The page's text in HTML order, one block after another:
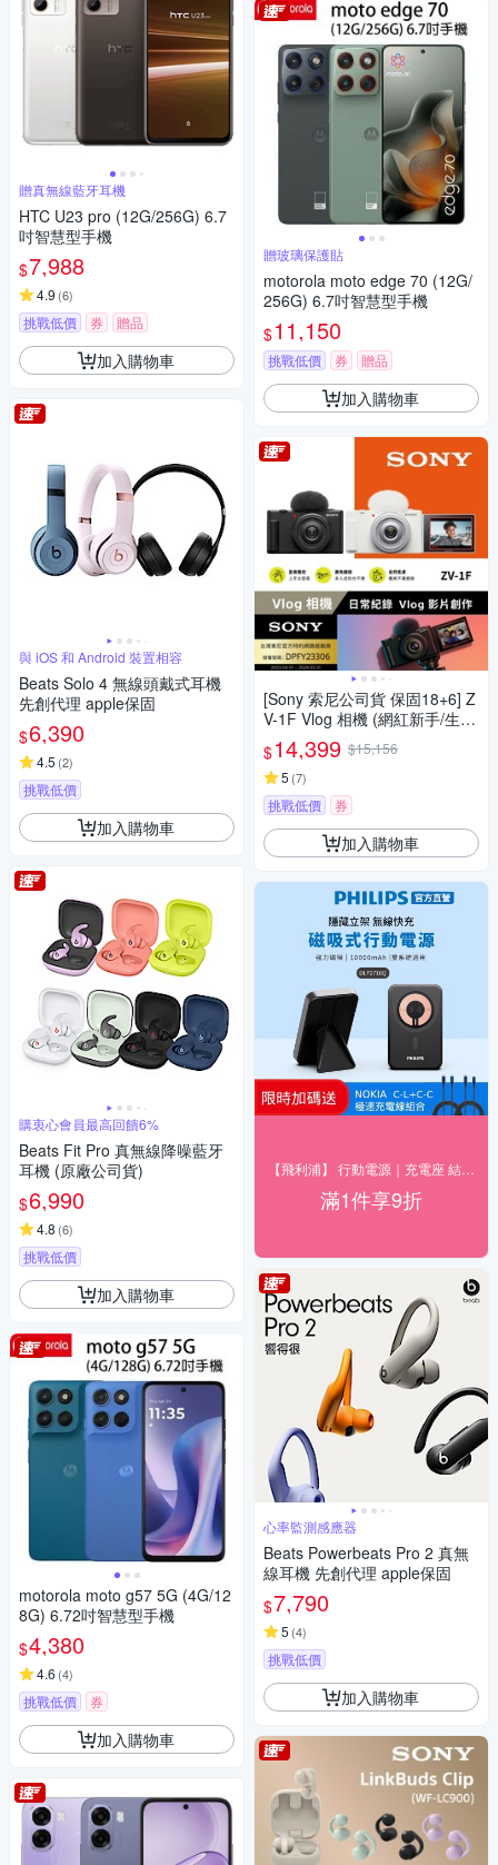
贈真無線藍牙耳機
HTC U23 pro (12G/256G) 6.7
吋智慧型手機
$7,988
4.9 (6)
挑戰低價 券 贈品
加入購物車
與 iOS 和 Android 裝置相容
Beats Solo 4 無線頭戴式耳機
先創代理 apple保固
$6,390
4.5 (2)
挑戰低價
加入購物車
購衷心會員最高回饋6%
Beats Fit Pro 真無線降噪藍牙
耳機 (原廠公司貨)
$6,990
4.8 (6)
挑戰低價
加入購物車
motorola moto g57 5G (4G/12
8G) 6.72吋智慧型手機
$4,380
4.6 (4)
挑戰低價 券
加入購物車
贈玻璃保護貼
motorola moto edge 70 (12G/
256G) 6.7吋智慧型手機
$11,150
挑戰低價 券 贈品
加入購物車
[Sony 索尼公司貨 保固18+6] Z
V-1F Vlog 相機 (網紅新手/生活
隨拍)
$14,399 $15,156
5 (7)
挑戰低價 券
加入購物車
滿1件享9折
心率監測感應器
Beats Powerbeats Pro 2 真無
線耳機 先創代理 apple保固
$7,790
5 (4)
挑戰低價
加入購物車